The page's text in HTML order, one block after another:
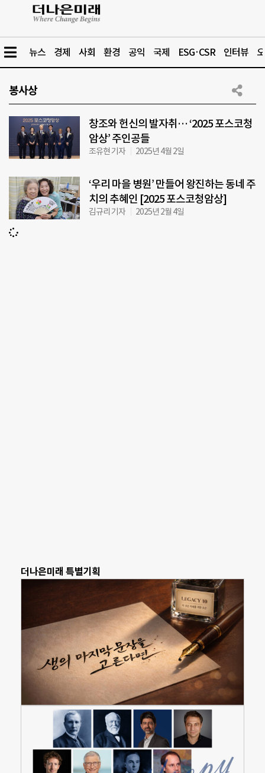
뉴스 경제 사회 환경 공익 국제 ESG·CSR 인터뷰
봉사상
창조와 헌신의 발자취… ‘2025 포스코청
암상’ 주인공들
조유현 기자 2025년 4월 2일
‘우리 마을 병원’ 만들어 왕진하는 동네 주
치의 추혜인 [2025 포스코청암상]
김규리 기자 2025년 2월 4일
더나은미래 특별기획